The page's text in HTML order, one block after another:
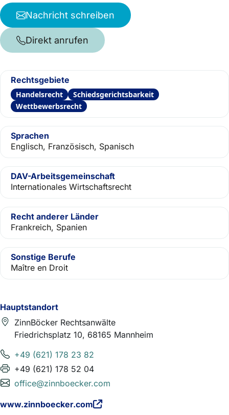
Hauptstandort
ZinnBöcker Rechtsanwälte
Friedrichsplatz 10, 68165 Mannheim
+49 (621) 178 23 82
+49 (621) 178 52 04
office@zinnboecker.com
www.zinnboecker.com
Nachricht schreiben
Direkt anrufen
Rechtsgebiete
Handelsrecht
Schiedsgerichtsbarkeit
Wettbewerbsrecht
Sprachen
Englisch, Französisch, Spanisch
DAV-Arbeitsgemeinschaft
Internationales Wirtschaftsrecht
Recht anderer Länder
Frankreich, Spanien
Sonstige Berufe
Maître en Droit